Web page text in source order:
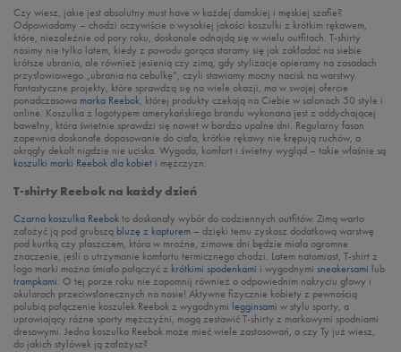
Czy wiesz, jakie jest absolutny must have w każdej damskiej i męskiej szafie?
Odpowiadamy – chodzi oczywiście o wysokiej jakości koszulki z krótkim rękawem,
które, niezależnie od pory roku, doskonale odnajdą się w wielu outfitach. T-shirty
nosimy nie tylko latem, kiedy z powodu gorąca staramy się jak zakładać na siebie
krótsze ubrania, ale również jesienią czy zimą, gdy stylizacje opieramy na zasadach
przysłowiowego „ubrania na cebulkę”, czyli stawiamy mocny nacisk na warstwy.
Fantastyczne projekty, które sprawdzą się na wiele okazji, ma w swojej ofercie
ponadczasowa marka Reebok, której produkty czekają na Ciebie w salonach 50 style i
online. Koszulka z logotypem amerykańskiego brandu wykonana jest z oddychającej
bawełny, która świetnie sprawdzi się nawet w bardzo upalne dni. Regularny fason
zapewnia doskonałe dopasowanie do ciała, krótkie rękawy nie krępują ruchów, a
okrągły dekolt nigdzie nie uciska. Wygoda, komfort i świetny wygląd – takie właśnie są
koszulki marki Reebok dla kobiet i mężczyzn.
T-shirty Reebok na każdy dzień
Czarna koszulka Reebokto doskonały wybór do codziennych outfitów. Zimą warto
założyć ją pod grubszą bluzę z kapturem – dzięki temu zyskasz dodatkową warstwę
pod kurtką czy płaszczem, która w mroźne, zimowe dni będzie miała ogromne
znaczenie, jeśli o utrzymanie komfortu termicznego chodzi. Latem natomiast, T-shirt z
logo marki można śmiało połączyć z krótkimi spodenkami i wygodnymi sneakersami lub
trampkami. O tej porze roku nie zapomnij również o odpowiednim nakryciu głowy i
okularach przeciwsłonecznych na nosie! Aktywne fizycznie kobiety z pewnością
polubią połączenie koszulek Reebok z wygodnymi legginsami w stylu sporty, a
uprawiający różne sporty mężczyźni, mogą zestawić T-shirty z markowymi spodniami
dresowymi. Jedna koszulka Reebok może mieć wiele zastosowań, a czy Ty już wiesz,
do jakich stylówek ją założysz?